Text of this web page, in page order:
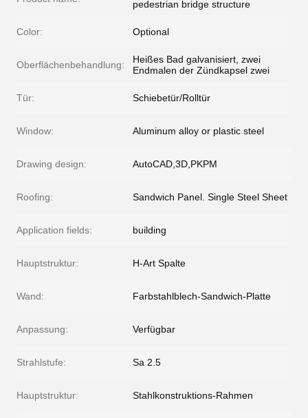
pedestrian bridge structure
Color: Optional
Oberflächenbehandlung:
Heißes Bad galvanisiert, zwei
Endmalen der Zündkapsel zwei
Tür: Schiebetür/Rolltür
Window: Aluminum alloy or plastic steel
Drawing design: AutoCAD,3D,PKPM
Roofing: Sandwich Panel. Single Steel Sheet
Application fields: building
Hauptstruktur: H-Art Spalte
Wand: Farbstahlblech-Sandwich-Platte
Anpassung: Verfügbar
Strahlstufe: Sa 2.5
Hauptstruktur: Stahlkonstruktions-Rahmen